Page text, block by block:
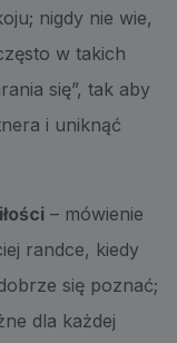
nigdy nie wie,
w takich
się”, tak aby
i uniknąć
– mówienie
randce, kiedy
się poznać;
dla każdej